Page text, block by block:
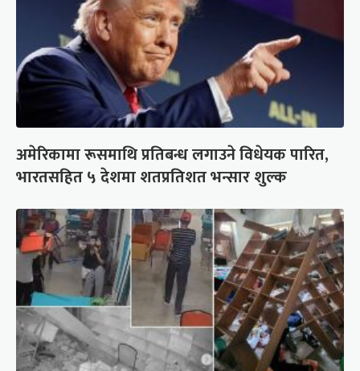
अमेरिकामा रूसमाथि प्रतिबन्ध लगाउने विधेयक पारित,
भारतसहित ५ देशमा शतप्रतिशत भन्सार शुल्क